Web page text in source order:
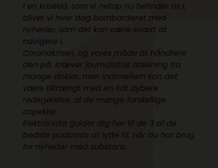
I en krisetid, som vi netop nu befinder os i,
bliver vi hver dag bombarderet med
nyheder, som det kan være svært at
navigere i.
Coronakrisen, og vores måde at håndtere
den på, kræver journalistisk dækning fra
mange vinkler, men indimellem kan det
være tiltrængt med en lidt dybere
redegørelse, af de mange forskellige
aspekter.
Elektronista guider dig her til de 3 af de
bedste podcasts at lytte til, når du har brug
for nyheder med substans.